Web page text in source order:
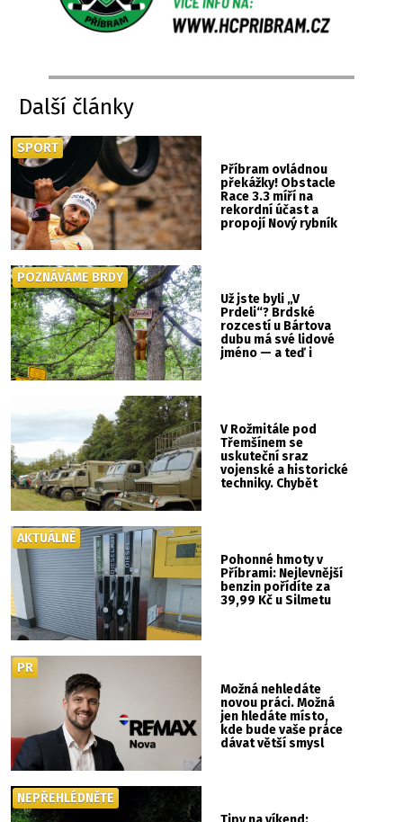
Další články
Příbram ovládnou
překážky! Obstacle
Race 3.3 míří na
rekordní účast a
propojí Nový rybník
SPORT
Už jste byli „V
Prdeli“? Brdské
rozcestí u Bártova
dubu má své lidové
jméno — a teď i
POZNÁVÁME BRDY
V Rožmitále pod
Třemšínem se
uskuteční sraz
vojenské a historické
techniky. Chybět
Pohonné hmoty v
Příbrami: Nejlevnější
benzin pořídíte za
39,99 Kč u Silmetu
AKTUÁLNĚ
Možná nehledáte
novou práci. Možná
jen hledáte místo,
kde bude vaše práce
dávat větší smysl
PR
NEPŘEHLÉDNĚTE